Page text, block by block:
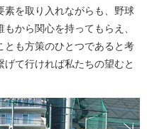
素を取り入れながらも、野球
から関心を持ってもらえ、
とも方策のひとつであると考
て行ければ私たちの望むと